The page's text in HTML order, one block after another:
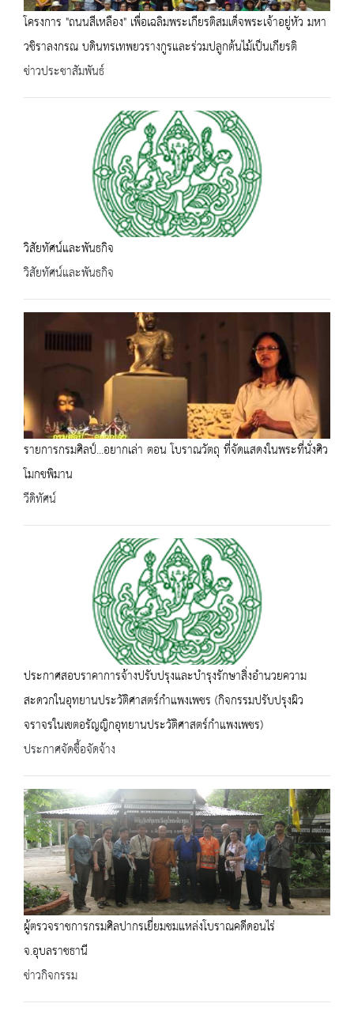
โครงการ "ถนนสีเหลือง" เพื่อเฉลิมพระเกียรติสมเด็จพระเจ้าอยู่หัว มหา
วชิราลงกรณ บดินทรเทพยวรางกูรและร่วมปลูกต้นไม้เป็นเกียรติ
ข่าวประชาสัมพันธ์
วิสัยทัศน์และพันธกิจ
วิสัยทัศน์และพันธกิจ
รายการกรมศิลป์...อยากเล่า ตอน โบราณวัตถุ ที่จัดแสดงในพระที่นั่งศิว
โมกขพิมาน
วีดิทัศน์
ประกาศสอบราคาการจ้างปรับปรุงและบำรุงรักษาสิ่งอำนวยความ
สะดวกในอุทยานประวัติศาสตร์กำแพงเพชร (กิจกรรมปรับปรุงผิว
จราจรในเขตอรัญญิกอุทยานประวัติศาสตร์กำแพงเพชร)
ประกาศจัดซื้อจัดจ้าง
ผู้ตรวจราชการกรมศิลปากรเยี่ยมชมแหล่งโบราณคดีดอนไร่
จ.อุบลราชธานี
ข่าวกิจกรรม